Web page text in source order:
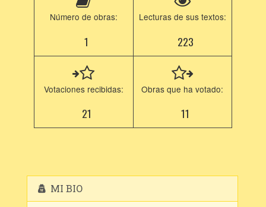
Número de obras:
1
Lecturas de sus textos:
223
Votaciones recibidas:
21
Obras que ha votado:
11
MI BIO